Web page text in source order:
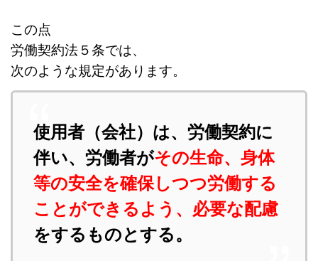
この点
労働契約法５条では、
次のような規定があります。
使用者（会社）は、労働契約に
伴い、労働者がその生命、身体
等の安全を確保しつつ労働する
ことができるよう、必要な配慮
をするものとする。